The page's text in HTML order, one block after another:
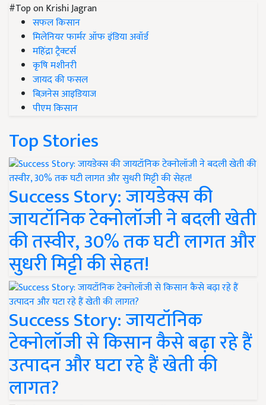
#Top on Krishi Jagran
सफल किसान
मिलेनियर फार्मर ऑफ इंडिया अवॉर्ड
महिंद्रा ट्रैक्टर्स
कृषि मशीनरी
जायद की फसल
बिज़नेस आइडियाज
पीएम किसान
Top Stories
Success Story: जायडेक्स की
जायटॉनिक टेक्नोलॉजी ने बदली खेती
की तस्वीर, 30% तक घटी लागत और
सुधरी मिट्टी की सेहत!
Success Story: जायटॉनिक
टेक्नोलॉजी से किसान कैसे बढ़ा रहे हैं
उत्पादन और घटा रहे हैं खेती की
लागत?